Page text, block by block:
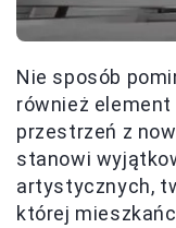
Nie sposób
również
przestrzeń z
stanowi
artystycznych,
której